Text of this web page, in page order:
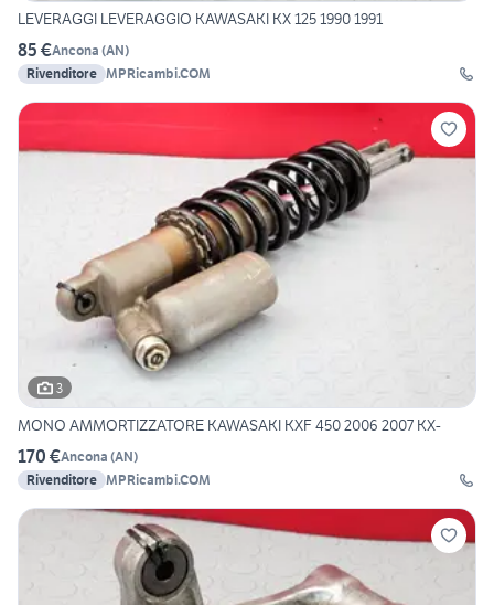
LEVERAGGI LEVERAGGIO KAWASAKI KX 125 1990 1991
85 €Ancona (AN)
Rivenditore MPRicambi.COM
3
MONO AMMORTIZZATORE KAWASAKI KXF 450 2006 2007 KX-
170 €Ancona (AN)
Rivenditore MPRicambi.COM